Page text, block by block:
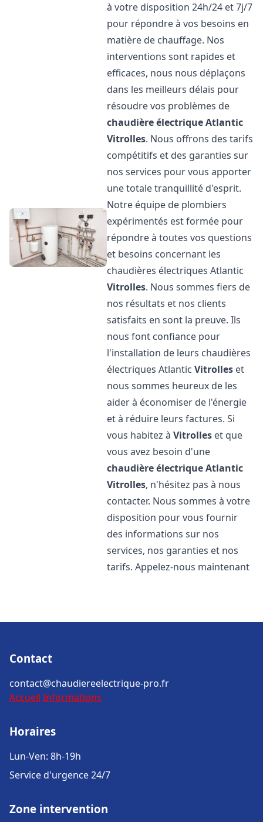
à votre disposition 24h/24 et 7j/7
pour répondre à vos besoins en
matière de chauffage. Nos
interventions sont rapides et
efficaces, nous nous déplaçons
dans les meilleurs délais pour
résoudre vos problèmes de
chaudière électrique Atlantic
Vitrolles. Nous offrons des tarifs
compétitifs et des garanties sur
nos services pour vous apporter
une totale tranquillité d'esprit.
Notre équipe de plombiers
expérimentés est formée pour
répondre à toutes vos questions
et besoins concernant les
chaudières électriques Atlantic
Vitrolles. Nous sommes fiers de
nos résultats et nos clients
satisfaits en sont la preuve. Ils
nous font confiance pour
l'installation de leurs chaudières
électriques AtlanticVitrolles et
nous sommes heureux de les
aider à économiser de l'énergie
et à réduire leurs factures. Si
vous habitez àVitrolles et que
vous avez besoin d'une
chaudière électrique Atlantic
Vitrolles, n'hésitez pas à nous
contacter. Nous sommes à votre
disposition pour vous fournir
des informations sur nos
services, nos garanties et nos
tarifs. Appelez-nous maintenant
Contact
contact@chaudiereelectrique-pro.fr
Accueil Informations
Horaires
Lun-Ven: 8h-19h
Service d'urgence 24/7
Zone intervention